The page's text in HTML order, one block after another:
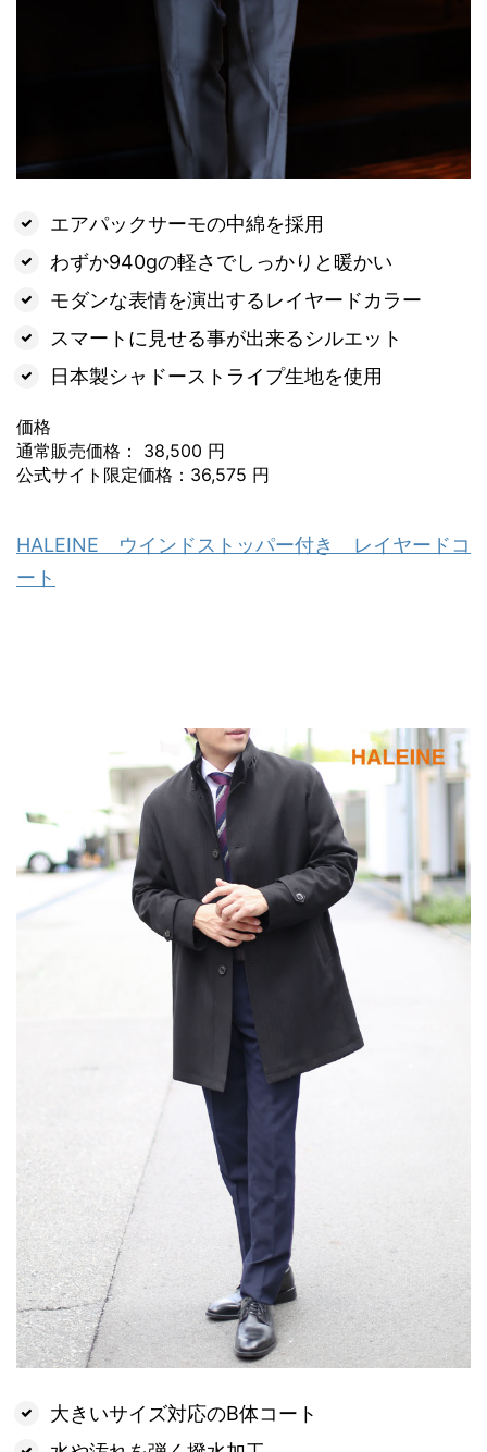
エアパックサーモの中綿を採用
わずか940gの軽さでしっかりと暖かい
モダンな表情を演出するレイヤードカラー
スマートに見せる事が出来るシルエット
日本製シャドーストライプ生地を使用
価格
通常販売価格： 38,500 円
公式サイト限定価格：36,575 円
HALEINE ウインドストッパー付き レイヤードコ
ート
大きいサイズ対応のB体コート